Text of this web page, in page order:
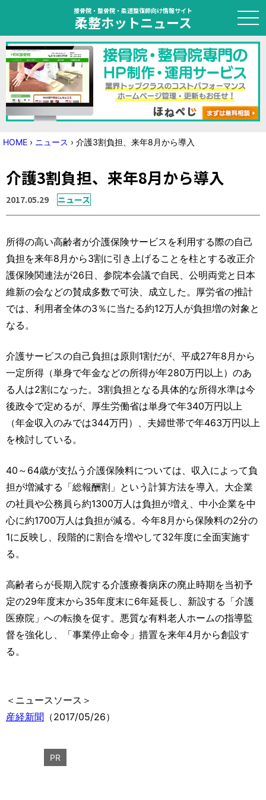
接骨院・整骨院・柔道整復師向け情報サイト
柔整ホットニュース
HOME
トピック
ニュース
国家試験対策
学会・セミナー情報
プライバシーポリシー サイトマップ
運営元 お問い合わせ
HOME › ニュース › 介護3割負担、来年8月から導入
介護3割負担、来年8月から導入
2017.05.29 ニュース
所得の高い高齢者が介護保険サービスを利用する際の自己
負担を来年8月から3割に引き上げることを柱とする改正介
護保険関連法が26日、参院本会議で自民、公明両党と日本
維新の会などの賛成多数で可決、成立した。厚労省の推計
では、利用者全体の3％に当たる約12万人が負担増の対象と
なる。
介護サービスの自己負担は原則1割だが、平成27年8月から
一定所得（単身で年金などの所得が年280万円以上）のあ
る人は2割になった。3割負担となる具体的な所得水準は今
後政令で定めるが、厚生労働省は単身で年340万円以上
（年金収入のみでは344万円）、夫婦世帯で年463万円以上
を検討している。
40～64歳が支払う介護保険料については、収入によって負
担が増減する「総報酬割」という計算方法を導入。大企業
の社員や公務員ら約1300万人は負担が増え、中小企業を中
心に約1700万人は負担が減る。今年8月から保険料の2分の
1に反映し、段階的に割合を増やして32年度に全面実施す
る。
高齢者らが長期入院する介護療養病床の廃止時期を当初予
定の29年度末から35年度末に6年延長し、新設する「介護
医療院」への転換を促す。悪質な有料老人ホームの指導監
督を強化し、「事業停止命令」措置を来年4月から創設す
る。
＜ニュースソース＞
産経新聞 （2017/05/26）
PR